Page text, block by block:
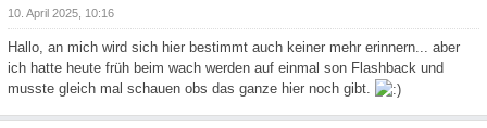
10. April 2025, 10:16
Hallo, an mich wird sich hier bestimmt auch keiner mehr erinnern... aber
ich hatte heute früh beim wach werden auf einmal son Flashback und
musste gleich mal schauen obs das ganze hier noch gibt.